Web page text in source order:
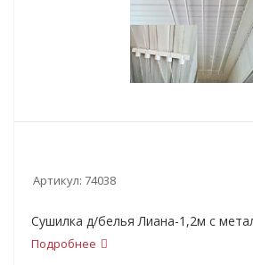
Артикул: 74038
Сушилка д/белья Лиана-1,2м с
Подробнее